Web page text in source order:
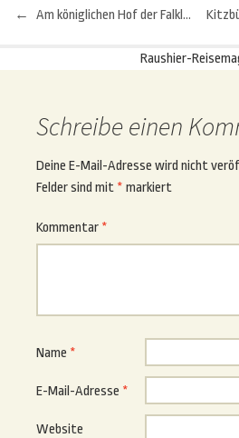
Beitragsnavigation
← Am königlichen Hof der Falkland-Pinguine
Raushier-
Schreibe einen
Deine E-Mail-Adresse wird nicht
Felder sind mit * markiert
Kommentar *
Name *
E-Mail-Adresse *
Website